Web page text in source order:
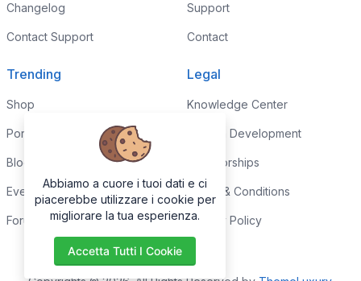
Changelog
Contact Support
Support
Contact
Trending
Shop
Portfolio
Blog
Events
Forums
Legal
Knowledge Center
Custom Development
Sponsorships
Terms & Conditions
Privacy Policy
Abbiamo a cuore i tuoi dati e ci
piacerebbe utilizzare i cookie per
migliorare la tua esperienza.
Accetta Tutti I Cookie